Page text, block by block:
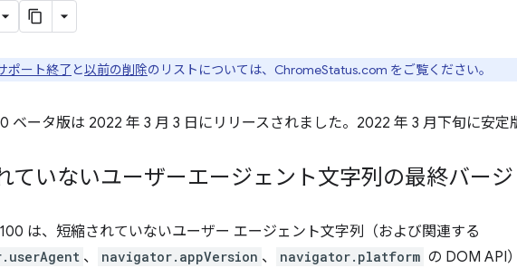
ポート終了 と以前の削除のリストについては、ChromeStatus.com をご覧ください。
ベータ版は 2022 年 3 月 3 日にリリースされました。2022 年 3 月下旬に安定
ていないユーザーエージェント文字列の最終バー
は、短縮されていないユーザー エージェント文字列（および関連する
、 navigator.appVersion 、 navigator.platform の DOM API